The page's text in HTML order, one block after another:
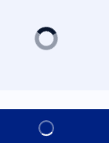
Κλείσε ραντεβού